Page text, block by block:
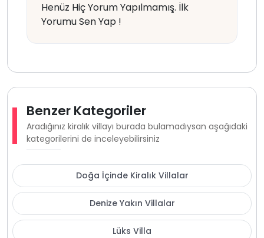
Henüz Hiç Yorum Yapılmamış. İlk
Yorumu Sen Yap !
Benzer Kategoriler
Aradığınız kiralık villayı burada bulamadıysan aşağıdaki
kategorilerini de inceleyebilirsiniz
Doğa İçinde Kiralık Villalar
Denize Yakın Villalar
Lüks Villa